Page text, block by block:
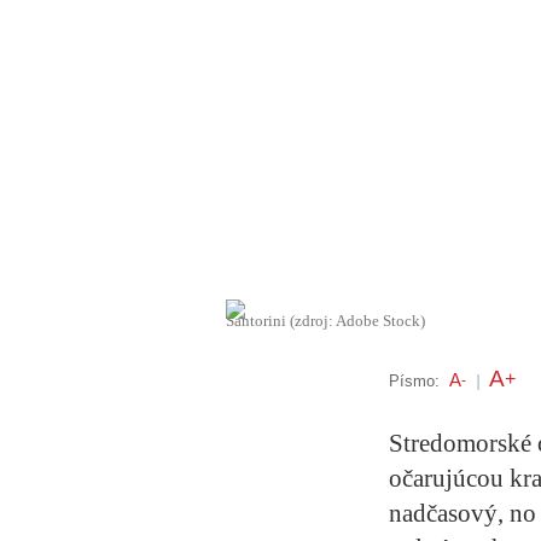
Santorini (zdroj: Adobe Stock)
Písmo: A- A+
očarujúcou
nadčasový,